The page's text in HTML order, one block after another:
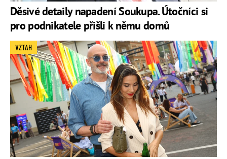
Děsivé detaily napadení Soukupa. Útočníci si
pro podnikatele přišli k němu domů
VZTAH